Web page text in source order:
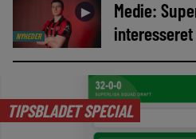
NYHEDER
►
Medie:
TIPSBLADET SPECIAL